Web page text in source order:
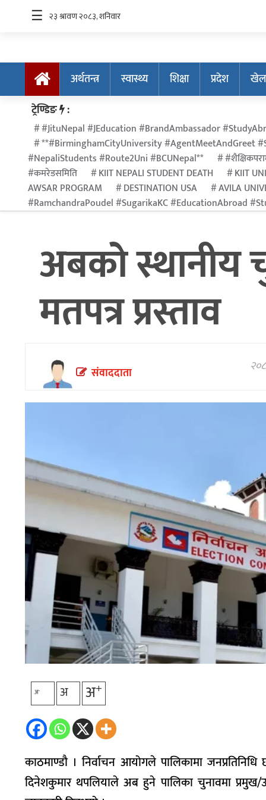
अर्थतन्त्र
स्वास्थ्य
शिक्षा
प्रदेश
खेलकुद
अन्तर्राष्ट्रिय
विचार
☰
अर्थतन्त्र स्वास्थ्य शिक्षा प्रदेश
ट्रेण्डिङ :
#JituNepal #JEducation #BrandAmbassador
**#BirminghamCityUniversity #AgentMeetAndGreet
#NepaliStudents #Route2Uni #BCUNepal**
#कमरेडसमिति
KIIT NEPALI STUDENT DEATH KIIT
AWSAR PROGRAM
DESTINATION USA AVILA
#RamchandraPoudel #SugarikaKC #EducationAbroad
अबको स्थानीय
मतपत्र प्रस्ताव
संवाददाता
अ- अ अ+
काठमाण्डौ । निर्वाचन आयोगले पालिकामा जनप्रतिनिधि
दिनेशकुमार थपलियाले अब हुने पालिका चुनावमा प्रमुख/